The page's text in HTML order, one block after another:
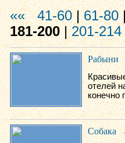
«« 41-60|61-80
181-200|201-214
Рабыни
отелей
конечно
Собака